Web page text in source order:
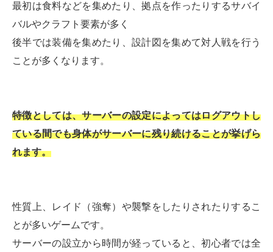
最初は食料などを集めたり、拠点を作ったりするサバイ
バルやクラフト要素が多く
後半では装備を集めたり、設計図を集めて対人戦を行う
ことが多くなります。
特徴としては、サーバーの設定によってはログアウトし
ている間でも身体がサーバーに残り続けることが挙げら
れます。
性質上、レイド（強奪）や襲撃をしたりされたりするこ
とが多いゲームです。
サーバーの設立から時間が経っていると、初心者では全